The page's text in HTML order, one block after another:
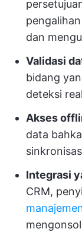
dan
Validasi
bidang
deteksi
Akses
data
Integrasi
CRM,